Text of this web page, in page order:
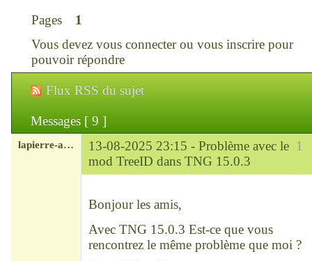
S’inscrire
Connexion
Chronica : le site
ChroniKat : les liens
CONTACT
Pages
1
Vous devez vous connecterou vous inscrirepour
pouvoir répondre
Flux RSS du sujet
Messages [ 9 ]
1
lapierre-amerique 13-08-2025 23:15 - Problème avec le
mod TreeID dans TNG 15.0.3
Bonjour les amis,
Avec TNG 15.0.3 Est-ce que vous
rencontrez le même problème que moi ?